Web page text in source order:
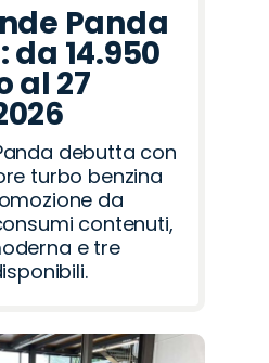
Panda
da 14.950
al 27
debutta con
turbo benzina
da
contenuti,
e tre